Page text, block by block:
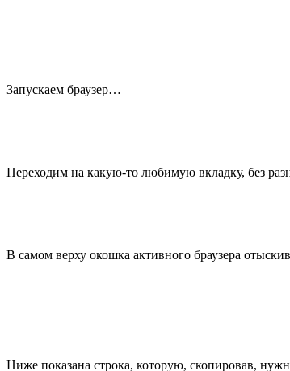
Запускаем браузер…
Переходим на какую-то любимую вкладку, без
В самом верху окошка активного браузера
Ниже показана строка, которую, скопировав,